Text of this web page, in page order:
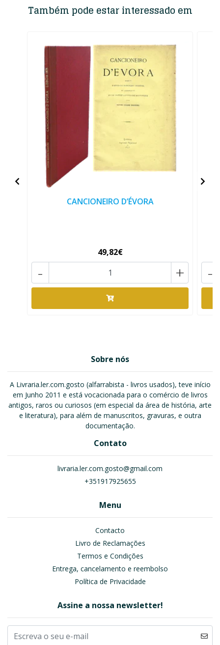
Também pode estar interessado em
CANCIONEIRO D’ÉVORA
49,82€
+
- -
Sobre nós
A Livraria.ler.com.gosto (alfarrabista - livros usados), teve início
em Junho 2011 e está vocacionada para o comércio de livros
antigos, raros ou curiosos (em especial da área de história, arte
e literatura), para além de manuscritos, gravuras, e outra
documentação.
Contato
livraria.ler.com.gosto@gmail.com
+351917925655
Menu
Contacto
Livro de Reclamações
Termos e Condições
Entrega, cancelamento e reembolso
Política de Privacidade
Assine a nossa newsletter!